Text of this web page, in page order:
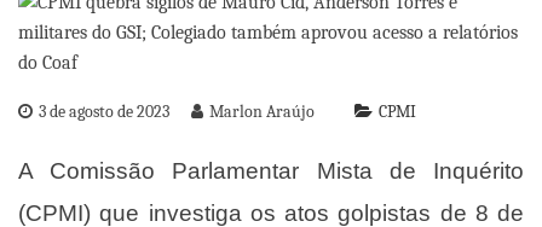
3 de agosto de 2023 Marlon Araújo CPMI
A Comissão Parlamentar Mista de Inquérito
(CPMI) que investiga os atos golpistas de 8 de